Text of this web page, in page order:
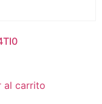
al carrito